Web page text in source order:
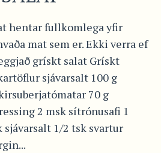
hentar fullkomlega yfir
mat sem er. Ekki verra ef
grískt salat Grískt
sjávarsalt 100 g
70 g
2 msk sítrónusafi 1
sjávarsalt 1/2 tsk svartur